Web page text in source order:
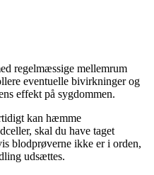
regelmæssige mellemrum
eventuelle bivirkninger og
effekt på sygdommen.
kan hæmme
skal du have taget
blodprøverne ikke er i orden,
udsættes.